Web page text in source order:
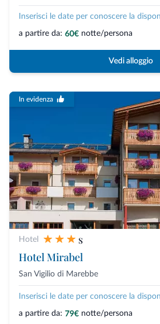
Inserisci le date per conoscere la
a partire da: 60€ notte/persona
Vedi alloggio
In evidenza
Hotel
s
Hotel Mirabel
San Vigilio di Marebbe
Inserisci le date per conoscere la
a partire da: 79€ notte/persona